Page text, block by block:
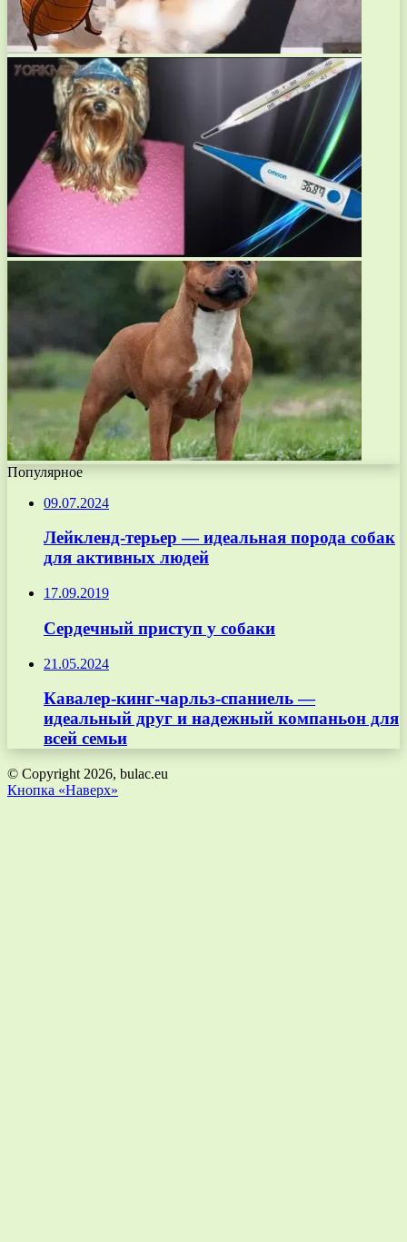
Популярное
09.07.2024
Лейкленд-терьер — идеальная порода собак
для активных людей
17.09.2019
Сердечный приступ у собаки
21.05.2024
Кавалер-кинг-чарльз-спаниель —
идеальный друг и надежный компаньон для
всей семьи
© Copyright 2026, bulac.eu
Кнопка «Наверх»